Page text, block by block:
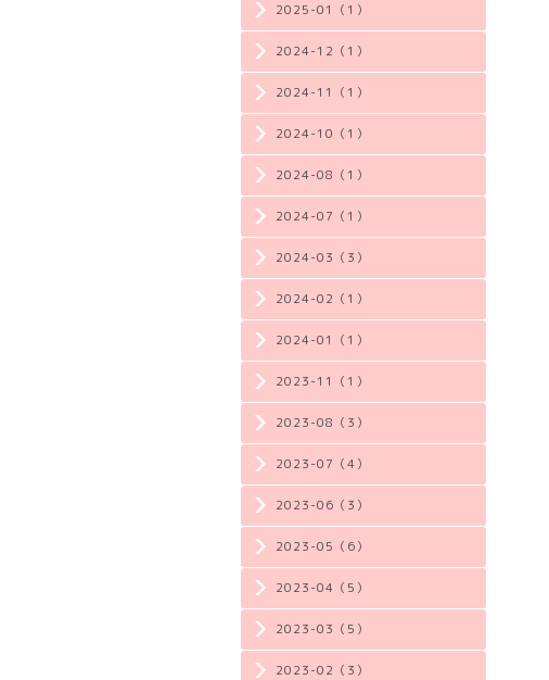
2025-01（1）
2024-12（1）
2024-11（1）
2024-10（1）
2024-08（1）
2024-07（1）
2024-03（3）
2024-02（1）
2024-01（1）
2023-11（1）
2023-08（3）
2023-07（4）
2023-06（3）
2023-05（6）
2023-04（5）
2023-03（5）
2023-02（3）